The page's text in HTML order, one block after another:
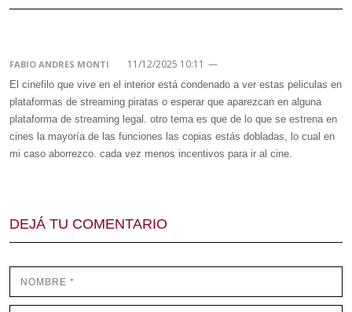
FABIO ANDRES MONTI 11/12/2025 10:11 —
El cinefilo que vive en el interior está condenado a ver estas peliculas en
plataformas de streaming piratas o esperar que aparezcan en alguna
plataforma de streaming legal. otro tema es que de lo que se estrena en
cines la mayoría de las funciones las copias estás dobladas, lo cual en
mi caso aborrezco. cada vez menos incentivos para ir al cine.
DEJÁ TU COMENTARIO